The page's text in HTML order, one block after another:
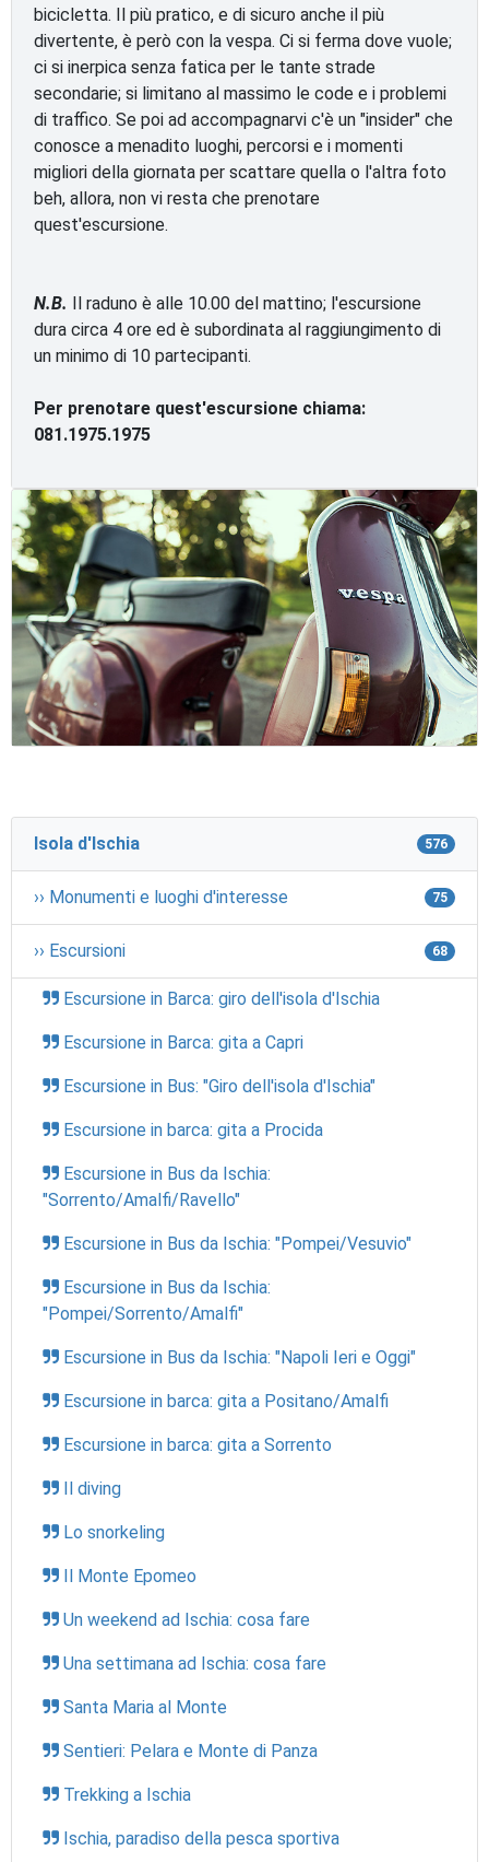
bicicletta. Il più pratico, e di sicuro anche il più
divertente, è però con la vespa. Ci si ferma dove vuole;
ci si inerpica senza fatica per le tante strade
secondarie; si limitano al massimo le code e i problemi
di traffico. Se poi ad accompagnarvi c'è un "insider" che
conosce a menadito luoghi, percorsi e i momenti
migliori della giornata per scattare quella o l'altra foto
beh, allora, non vi resta che prenotare
quest'escursione.
N.B. Il raduno è alle 10.00 del mattino; l'escursione
dura circa 4 ore ed è subordinata al raggiungimento di
un minimo di 10 partecipanti.
Per prenotare quest'escursione chiama:
081.1975.1975
Isola d'Ischia 576
›› Monumenti e luoghi d'interesse 75
›› Escursioni 68
Escursione in Barca: giro dell'isola d'Ischia
Escursione in Barca: gita a Capri
Escursione in Bus: "Giro dell'isola d'Ischia"
Escursione in barca: gita a Procida
Escursione in Bus da Ischia:
"Sorrento/Amalfi/Ravello"
Escursione in Bus da Ischia: "Pompei/Vesuvio"
Escursione in Bus da Ischia:
"Pompei/Sorrento/Amalfi"
Escursione in Bus da Ischia: "Napoli Ieri e Oggi"
Escursione in barca: gita a Positano/Amalfi
Escursione in barca: gita a Sorrento
Il diving
Lo snorkeling
Il Monte Epomeo
Un weekend ad Ischia: cosa fare
Una settimana ad Ischia: cosa fare
Santa Maria al Monte
Sentieri: Pelara e Monte di Panza
Trekking a Ischia
Ischia, paradiso della pesca sportiva